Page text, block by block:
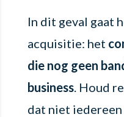
In dit geval gaat
acquisitie: het
die nog geen
business. Houd
dat niet iedereen